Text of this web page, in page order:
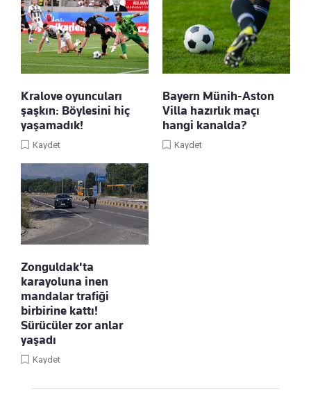
Kralove oyuncuları
şaşkın: Böylesini hiç
yaşamadık!
Kaydet
Bayern Münih-Aston
Villa hazırlık maçı
hangi kanalda?
Kaydet
Zonguldak'ta
karayoluna inen
mandalar trafiği
birbirine kattı!
Sürücüler zor anlar
yaşadı
Kaydet